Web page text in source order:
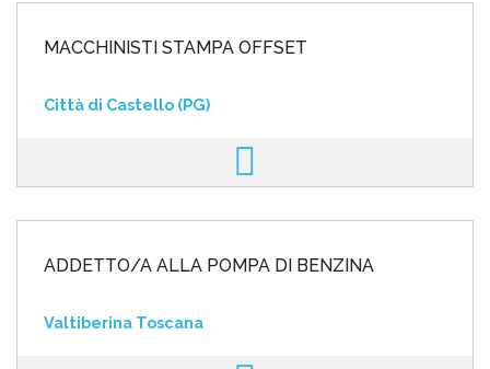
MACCHINISTI STAMPA OFFSET
Città di Castello (PG)
ADDETTO/A ALLA POMPA DI BENZINA
Valtiberina Toscana